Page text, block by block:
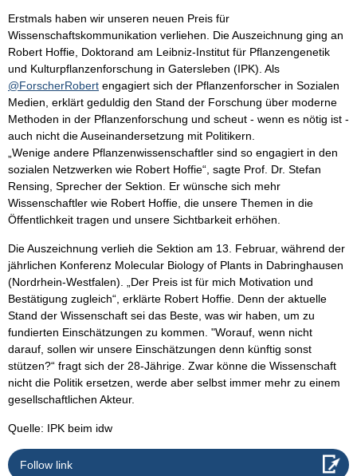
Erstmals haben wir unseren neuen Preis für
Wissenschaftskommunikation verliehen. Die Auszeichnung ging an
Robert Hoffie, Doktorand am Leibniz-Institut für Pflanzengenetik
und Kulturpflanzenforschung in Gatersleben (IPK). Als
@ForscherRobert engagiert sich der Pflanzenforscher in Sozialen
Medien, erklärt geduldig den Stand der Forschung über moderne
Methoden in der Pflanzenforschung und scheut - wenn es nötig ist -
auch nicht die Auseinandersetzung mit Politikern.
„Wenige andere Pflanzenwissenschaftler sind so engagiert in den
sozialen Netzwerken wie Robert Hoffie“, sagte Prof. Dr. Stefan
Rensing, Sprecher der Sektion. Er wünsche sich mehr
Wissenschaftler wie Robert Hoffie, die unsere Themen in die
Öffentlichkeit tragen und unsere Sichtbarkeit erhöhen.
Die Auszeichnung verlieh die Sektion am 13. Februar, während der
jährlichen Konferenz Molecular Biology of Plants in Dabringhausen
(Nordrhein-Westfalen). „Der Preis ist für mich Motivation und
Bestätigung zugleich“, erklärte Robert Hoffie. Denn der aktuelle
Stand der Wissenschaft sei das Beste, was wir haben, um zu
fundierten Einschätzungen zu kommen. "Worauf, wenn nicht
darauf, sollen wir unsere Einschätzungen denn künftig sonst
stützen?“ fragt sich der 28-Jährige. Zwar könne die Wissenschaft
nicht die Politik ersetzen, werde aber selbst immer mehr zu einem
gesellschaftlichen Akteur.
Quelle: IPK beim idw
Follow link